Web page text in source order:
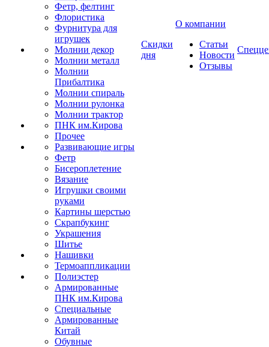
Фетр, фелтинг
Флористика
Фурнитура для
игрушек
Молнии декор
Молнии металл
Молнии
Прибалтика
Молнии спираль
Молнии рулонка
Молнии трактор
ПНК им.Кирова
Прочее
Развивающие игры
Фетр
Бисероплетение
Вязание
Игрушки своими
руками
Картины шерстью
Скрапбукинг
Украшения
Шитье
Нашивки
Термоаппликации
Полиэстер
Армированные
ПНК им.Кирова
Специальные
Армированные
Китай
Обувные
Скидки
дня
О компании
Статьи
Новости
Отзывы